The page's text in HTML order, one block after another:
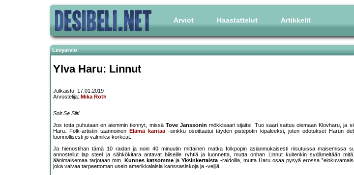
Arviot Haastattelut Artikkelit
Levyarvio
Ylva Haru: Linnut
Julkaistu: 17.01.2019
Arvostelija: Mika Roth
Soit Se Silti
Jos totta puhutaan en aiemmin tiennyt, missä Tove Janssonin mökkisaari sijaitsi. Tuo saari sattuu olemaan Klovharu, ja
Haru. Folk-artistin taannoinen
Elämä kantaa-sinkku osoittautui täyden pistepotin kipaleeksi, joten odotukset Harun
luonnollisesti jo valmiiksi korkeat.
Ja hienostihan tämä 10 raidan ja noin 40 minuutin mittainen matka folkpopin asianmukaisesti riisutuissa maisemissa
annostellut lap steel ja sähkökitara antavat biiseille ryhtiä ja luonnetta, mutta onhan Linnut kuitenkin sydämeltään
äänimaisemaa tarjotaan mm. Kunnes katsomme jaYksinkertaista-raidoilla, mutta Haru osaa pysyä erossa
joka vaivaa tarpeettoman usein amerikkalaisia kanssasiskoja ja -veljiä.